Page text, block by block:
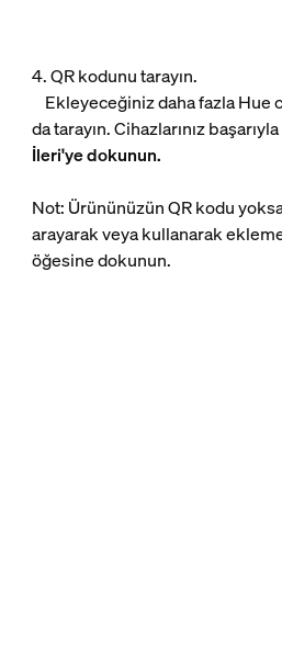
4. QR kodunu tarayın.
Ekleyeceğiniz daha fazla Hue
da tarayın. Cihazlarınız
İleri'ye dokunun.
Not: Ürününüzün QR kodu
arayarak veya kullanarak
öğesine dokunun.